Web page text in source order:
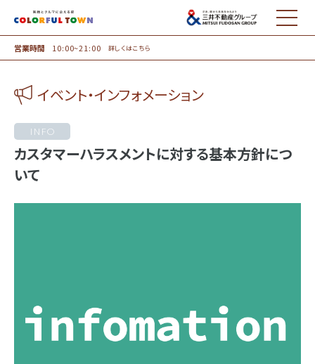
MENU
営業時間 10:00~21:00 詳しくはこちら
イベント・インフォメーション
INFO
カスタマーハラスメントに対する基本方針につ
いて